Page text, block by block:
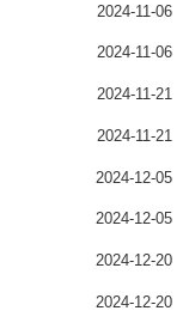
2024-11-06
2024-11-06
2024-11-21
2024-11-21
2024-12-05
2024-12-05
2024-12-20
2024-12-20